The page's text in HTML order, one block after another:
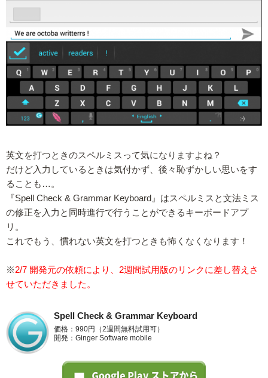
英文を打つときのスペルミスって気になりますよね？
だけど入力しているときは気付かず、後々恥ずかしい思いをす
ることも…。
『Spell Check & Grammar Keyboard』はスペルミスと文法ミス
の修正を入力と同時進行で行うことができるキーボードアプ
リ。
これでもう、慣れない英文を打つときも怖くなくなります！
※2/7 開発元の依頼により、2週間試用版のリンクに差し替えさ
せていただきました。
Spell Check & Grammar Keyboard
価格：990円（2週間無料試用可）
開発：Ginger Software mobile